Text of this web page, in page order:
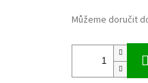
Můžeme doručit